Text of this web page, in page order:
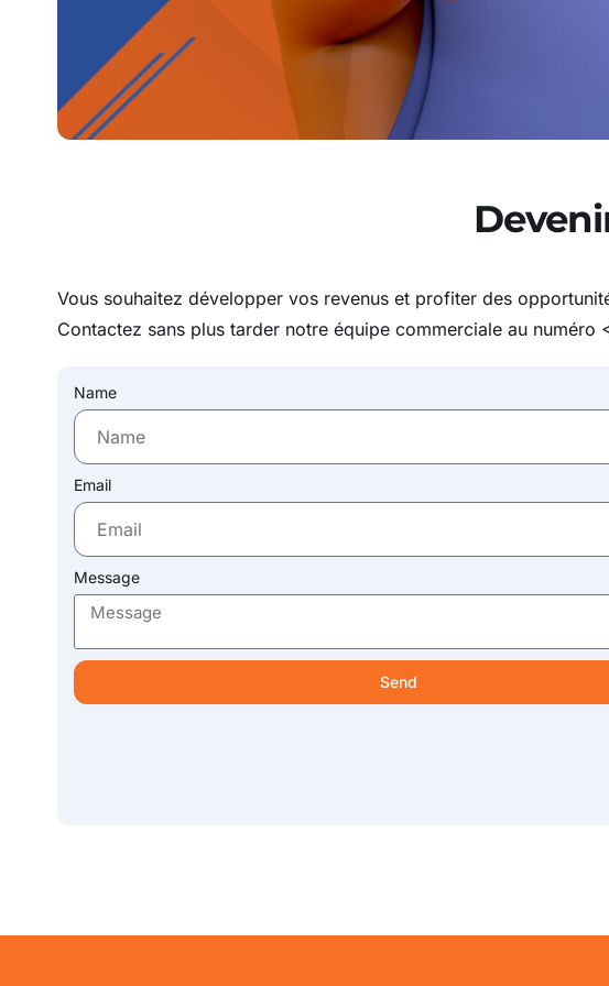
Vous souhaitez développer vos revenus et profiter des
Contactez sans plus tarder notre équipe commerciale au
Name
Email
Message
Send